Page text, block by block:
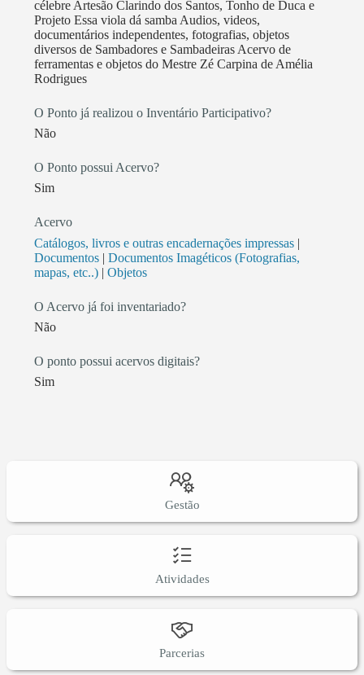
célebre Artesão Clarindo dos Santos, Tonho de Duca e
Projeto Essa viola dá samba Audios, videos,
documentários independentes, fotografias, objetos
diversos de Sambadores e Sambadeiras Acervo de
ferramentas e objetos do Mestre Zé Carpina de Amélia
Rodrigues
O Ponto já realizou o Inventário Participativo?
Não
O Ponto possui Acervo?
Sim
Acervo
Catálogos, livros e outras encadernações impressas |
Documentos | Documentos Imagéticos (Fotografias,
mapas, etc..) | Objetos
O Acervo já foi inventariado?
Não
O ponto possui acervos digitais?
Sim
Gestão
Atividades
Parcerias